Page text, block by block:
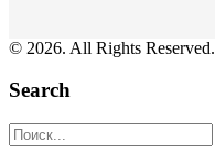
© 2026. All Rights Reserved.
Search